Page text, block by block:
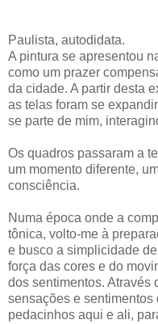
Paulista, autodidata.
A pintura se apresentou
como um prazer
da cidade. A partir desta
as telas foram se
se parte de mim,
Os quadros passaram a
um momento diferente,
consciência.
Numa época onde a
tônica, volto-me à
e busco a simplicidade
força das cores e do
dos sentimentos. Através
sensações e
pedacinhos aqui e ali,